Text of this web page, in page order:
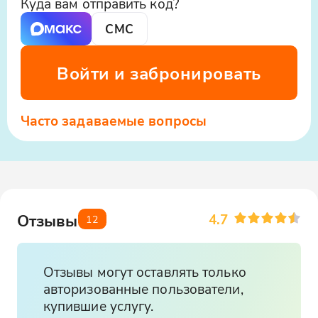
СМС
Войти и забронировать
Часто задаваемые вопросы
Отзывы 12 4.7
Отзывы могут оставлять только
авторизованные пользователи,
купившие услугу.